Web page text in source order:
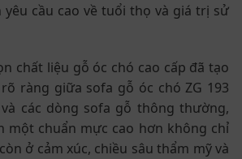
cầu cao về tuổi thọ và giá trị sử
chất liệu gỗ óc chó cao cấp đã tạo
ràng giữa sofa gỗ óc chó ZG 193
các dòng sofa gỗ thông thường,
một chuẩn mực cao hơn không chỉ
ở cảm xúc, chiều sâu thẩm mỹ và